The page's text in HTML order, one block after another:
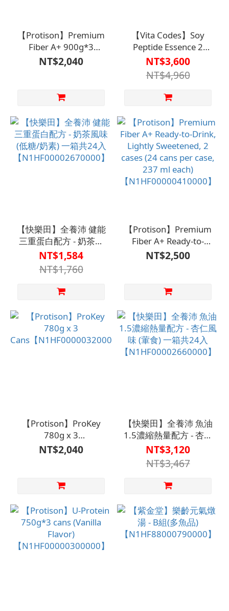
【Protison】Premium
Fiber A+ 900g*3
cans【N1HF00000310000】
NT$2,040
【Vita Codes】Soy
Peptide Essence 2
large cans (450g per
can) and 2 small
portable
packs【
NT$3,600
NT$4,960
【快樂田】全養沛 健能
三重蛋白配方 - 奶茶風
味 (低糖/奶素) 一箱共
24入
【N1HF00002670000】
NT$1,584
NT$1,760
【Protison】Premium
Fiber A+ Ready-to-
Drink, Lightly
Sweetened, 2 cases (24
each)
NT$2,500
【Protison】ProKey
780g x 3
Cans【N1HF00000320000】
NT$2,040
【快樂田】全養沛 魚油
1.5濃縮熱量配方 - 杏仁
風味 (葷食) 一箱共24入
【N1HF00002660000】
NT$3,120
NT$3,467